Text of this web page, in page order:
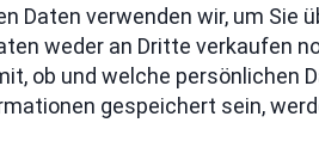
Daten verwenden wir, um
weder an Dritte verkaufen
ob und welche persönlichen
gespeichert sein,